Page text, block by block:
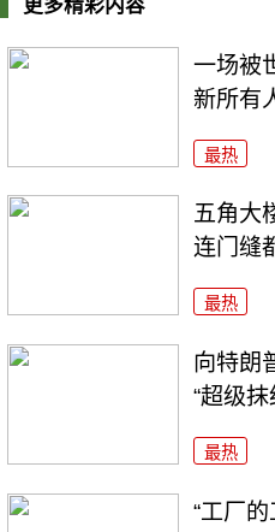
更多精彩内容
一场被
新所有
最热
五角大
连门缝
最热
向特朗
“超级抹
最热
“工厂